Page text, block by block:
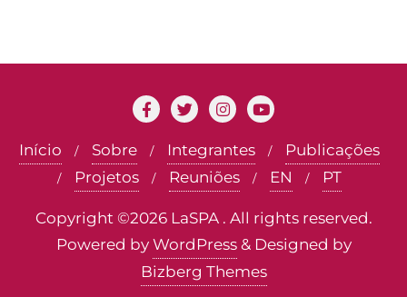
Início Sobre Integrantes
Publicações
Projetos
Reuniões EN PT
Copyright ©2026 LaSPA . All rights reserved.
Powered by WordPress & Designed by
Bizberg Themes